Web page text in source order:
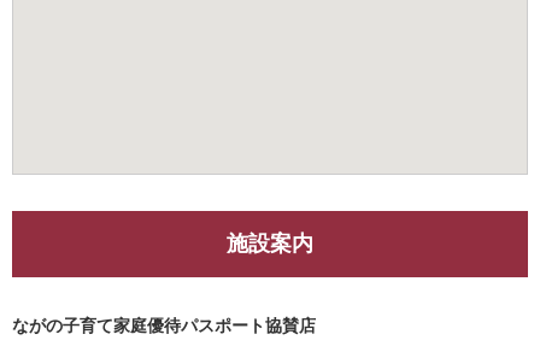
施設案内
ながの子育て家庭優待パスポート協賛店